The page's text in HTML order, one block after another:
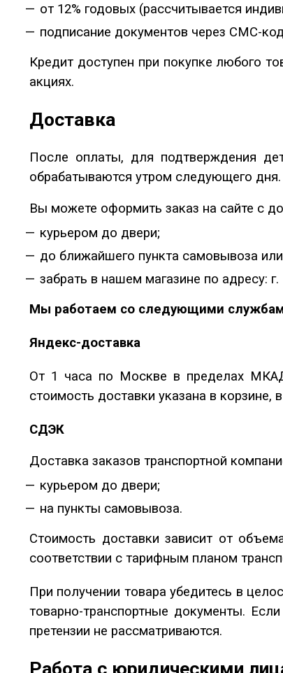
от 12% годовых (рассчитывается
подписание документов через СМС-
Кредит доступен при покупке любого
акциях.
Доставка
После оплаты, для подтверждения
обрабатываются утром следующего
Вы можете оформить заказ на сайте с
курьером до двери;
до ближайшего пункта самовывоза
забрать в нашем магазине по адресу:
Мы работаем со следующими
Яндекс-доставка
От 1 часа по Москве в пределах
стоимость доставки указана в
СДЭК
Доставка заказов транспортной
курьером до двери;
на пункты самовывоза.
Стоимость доставки зависит от
соответствии с тарифным планом
При получении товара убедитесь в
товарно-транспортные документы.
претензии не рассматриваются.